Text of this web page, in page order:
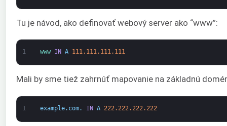
Tu je návod, ako definovať webový server ako “www”:
1 www IN A 111.111.111.111
Mali by sme tiež zahrnúť mapovanie na základnú
1 example. com. IN A 222.222.222.222